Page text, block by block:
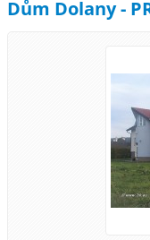
Dům Dolany -